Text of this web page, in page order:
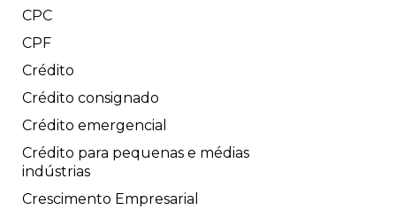
CPC
CPF
Crédito
Crédito consignado
Crédito emergencial
Crédito para pequenas e médias
indústrias
Crescimento Empresarial